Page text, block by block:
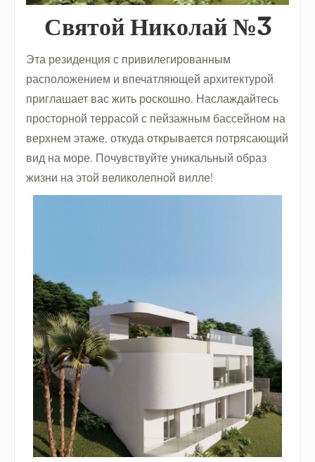
Святой Николай №3
Эта резиденция с привилегированным
расположением и впечатляющей архитектурой
приглашает вас жить роскошно. Наслаждайтесь
просторной террасой с пейзажным бассейном на
верхнем этаже, откуда открывается потрясающий
вид на море. Почувствуйте уникальный образ
жизни на этой великолепной вилле!